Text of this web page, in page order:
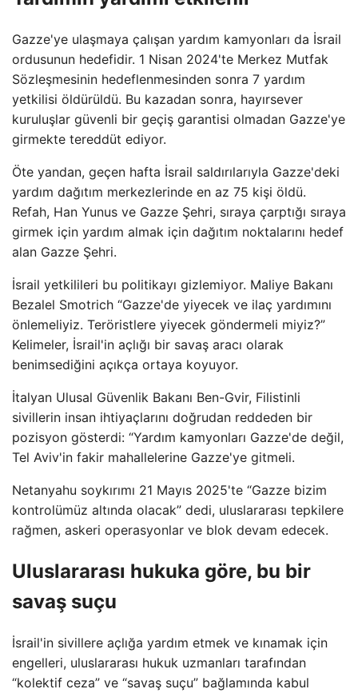
Gazze'ye ulaşmaya çalışan yardım kamyonları da İsrail
ordusunun hedefidir. 1 Nisan 2024'te Merkez Mutfak
Sözleşmesinin hedeflenmesinden sonra 7 yardım
yetkilisi öldürüldü. Bu kazadan sonra, hayırsever
kuruluşlar güvenli bir geçiş garantisi olmadan Gazze'ye
girmekte tereddüt ediyor.
Öte yandan, geçen hafta İsrail saldırılarıyla Gazze'deki
yardım dağıtım merkezlerinde en az 75 kişi öldü.
Refah, Han Yunus ve Gazze Şehri, sıraya çarptığı sıraya
girmek için yardım almak için dağıtım noktalarını hedef
alan Gazze Şehri.
İsrail yetkilileri bu politikayı gizlemiyor. Maliye Bakanı
Bezalel Smotrich “Gazze'de yiyecek ve ilaç yardımını
önlemeliyiz. Teröristlere yiyecek göndermeli miyiz?”
Kelimeler, İsrail'in açlığı bir savaş aracı olarak
benimsediğini açıkça ortaya koyuyor.
İtalyan Ulusal Güvenlik Bakanı Ben-Gvir, Filistinli
sivillerin insan ihtiyaçlarını doğrudan reddeden bir
pozisyon gösterdi: “Yardım kamyonları Gazze'de değil,
Tel Aviv'in fakir mahallelerine Gazze'ye gitmeli.
Netanyahu soykırımı 21 Mayıs 2025'te “Gazze bizim
kontrolümüz altında olacak” dedi, uluslararası tepkilere
rağmen, askeri operasyonlar ve blok devam edecek.
Uluslararası hukuka göre, bu bir
savaş suçu
İsrail'in sivillere açlığa yardım etmek ve kınamak için
engelleri, uluslararası hukuk uzmanları tarafından
“kolektif ceza” ve “savaş suçu” bağlamında kabul